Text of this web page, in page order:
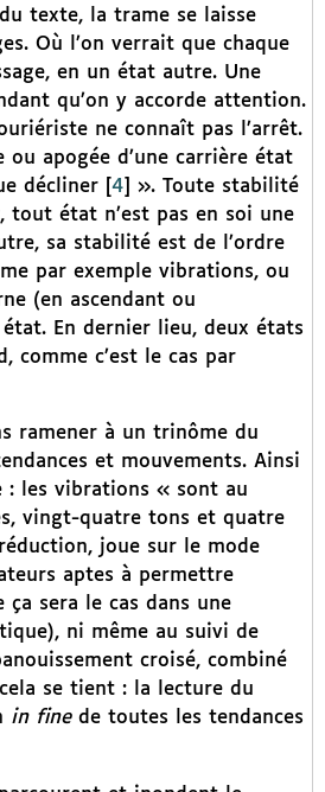
texte, la trame se laisse
Où l’on verrait que chaque
en un état autre. Une
qu’on y accorde attention.
ne connaît pas l’arrêt.
apogée d’une carrière état
décliner[ 4
». Toute stabilité
tout état n’est pas en soi une
sa stabilité est de l’ordre
par exemple vibrations, ou
(en ascendant ou
En dernier lieu, deux états
comme c’est le cas par
ramener à un trinôme du
et mouvements. Ainsi
: les vibrations « sont au
vingt-quatre tons et quatre
joue sur le mode
aptes à permettre
ça sera le cas dans une
ni même au suivi de
croisé, combiné
se tient : la lecture du
in finede toutes les tendances